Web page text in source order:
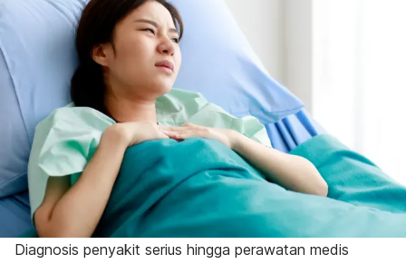
Diagnosis penyakit serius hingga perawatan medis